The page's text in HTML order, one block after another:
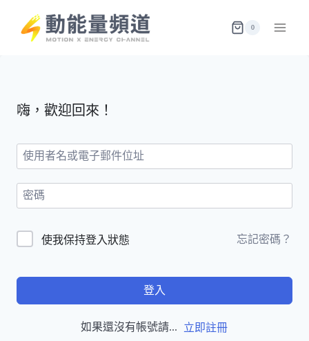
content
0
嗨，歡迎回來！
使我保持登入狀態 忘記密碼？
登入
如果還沒有帳號請... 立即註冊